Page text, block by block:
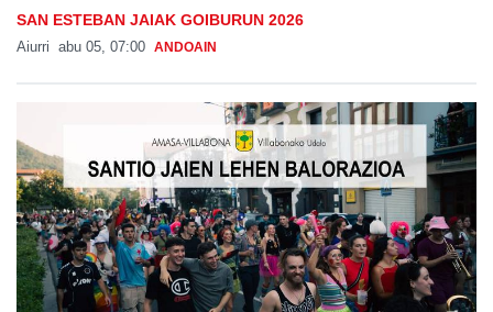
SAN ESTEBAN JAIAK GOIBURUN 2026
Aiurri abu 05, 07:00 ANDOAIN